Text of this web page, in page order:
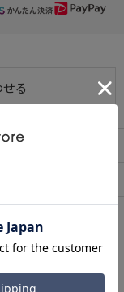
る
について
ド
イエル 4.0